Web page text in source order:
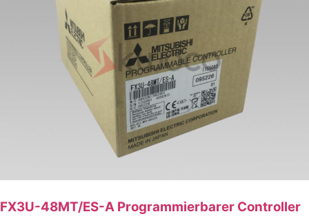
FX3U-48MT/ES-A Programmierbarer Controller